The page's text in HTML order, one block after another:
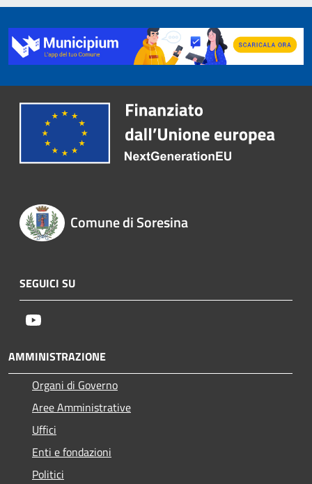
Comune di Soresina
SEGUICI SU
AMMINISTRAZIONE
Organi di Governo
Aree Amministrative
Uffici
Enti e fondazioni
Politici